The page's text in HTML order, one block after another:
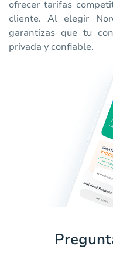
ofrecer tarifas
cliente. Al elegir
garantizas que tu
privada y confiable.